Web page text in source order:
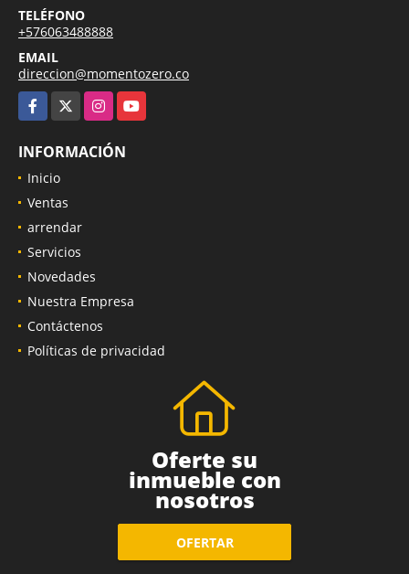
TELÉFONO
+576063488888
EMAIL
direccion@momentozero.co
Facebook
InstagramYouTube
INFORMACIÓN
Inicio
Ventas
arrendar
Servicios
Novedades
Nuestra Empresa
Contáctenos
Políticas de privacidad
Oferte su
inmueble con
nosotros
OFERTAR